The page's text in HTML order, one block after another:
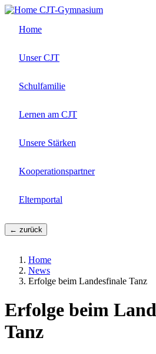
Direkt
Inhalt
CJT-Gymnasium
Home
Unser CJT
Schulfamilie
Lernen am CJT
Unsere Stärken
Kooperationspartner
Elternportal
← zurück
Home
News
Erfolge beim Landesfinale Tanz
Erfolge beim
Tanz